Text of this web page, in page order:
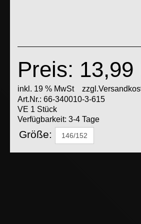
Preis: 13,99
inkl. 19 % MwSt
Art.Nr.: 66-340010-3-615
VE 1 Stück
Verfügbarkeit: 3-4 Tage
Größe: